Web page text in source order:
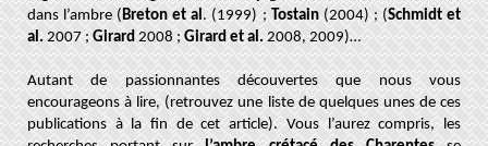
dans l’ambre (Breton et al. (1999) ;Tostain(2004) ; (Schmidt et
al.2007 ;Girard2008 ;Girard et al.2008, 2009)…
Autant de passionnantes découvertes que nous vous
encourageons à lire, (retrouvez une liste de quelques unes de ces
publications à la fin de cet article). Vous l’aurez compris, les